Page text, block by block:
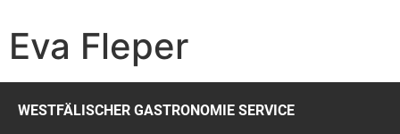
Eva Fleper
WESTFÄLISCHER GASTRONOMIE SERVICE